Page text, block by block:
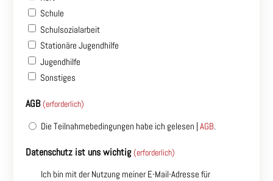
Schule
Schulsozialarbeit
Stationäre Jugendhilfe
Jugendhilfe
Sonstiges
AGB(erforderlich)
Die Teilnahmebedingungen habe ich gelesen |AGB.
Datenschutz ist uns wichtig(erforderlich)
Ich bin mit der Nutzung meiner E-Mail-Adresse für